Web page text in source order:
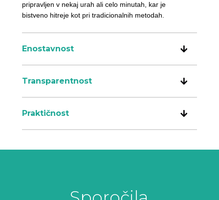
pripravljen v nekaj urah ali celo minutah, kar je
bistveno hitreje kot pri tradicionalnih metodah.
Enostavnost
Transparentnost
Praktičnost